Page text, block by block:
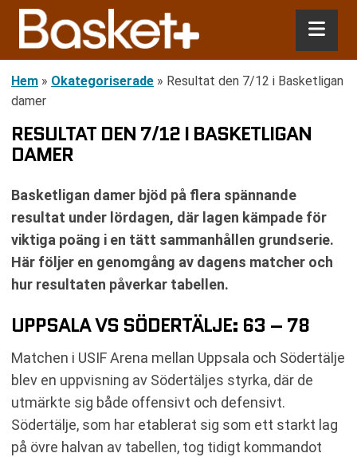
Hem » Okategoriserade » Resultat den 7/12 i Basketligan
damer
RESULTAT DEN 7/12 I BASKETLIGAN
DAMER
Basketligan damer bjöd på flera spännande
resultat under lördagen, där lagen kämpade för
viktiga poäng i en tätt sammanhållen grundserie.
Här följer en genomgång av dagens matcher och
hur resultaten påverkar tabellen.
UPPSALA VS SÖDERTÄLJE: 63 – 78
Matchen i USIF Arena mellan Uppsala och Södertälje
blev en uppvisning av Södertäljes styrka, där de
utmärkte sig både offensivt och defensivt.
Södertälje, som har etablerat sig som ett starkt lag
på övre halvan av tabellen, tog tidigt kommandot